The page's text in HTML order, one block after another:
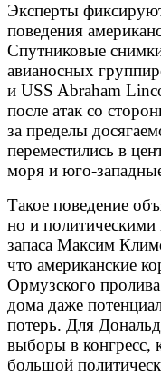
Эксперты
поведения
Спутниковые
авианосных
и USS Abraham
после атак со
за пределы
переместились в
моря и юго-
Такое поведение
но и
запаса Максим
что американские
Ормузского
дома даже
потерь. Для
выборы в конгресс,
большой